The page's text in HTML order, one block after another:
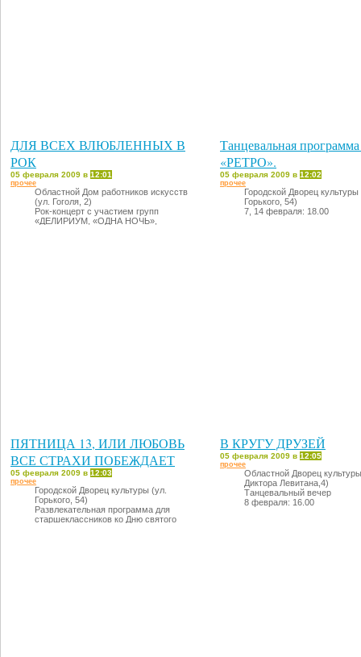
ДЛЯ ВСЕХ ВЛЮБЛЕННЫХ В
РОК
05 февраля 2009 в 12:01
прочее
Областной Дом работников искусств
(ул. Гоголя, 2)
Рок-концерт с участием групп
«ДЕЛИРИУМ, «ОДНА НОЧЬ»,
Танцевальная
«РЕТРО».
05 февраля 2009 в 12:02
прочее
Городской Дворец культуры
Горького, 54)
7, 14 февраля: 18.00
ПЯТНИЦА 13, ИЛИ ЛЮБОВЬ
ВСЕ СТРАХИ ПОБЕЖДАЕТ
05 февраля 2009 в 12:03
прочее
Городской Дворец культуры (ул.
Горького, 54)
Развлекательная программа для
старшеклассников ко Дню святого
В КРУГУ ДРУЗЕЙ
05 февраля 2009 в 12:05
прочее
Областной Дворец
Диктора Левитана,4)
Танцевальный вечер
8 февраля: 16.00